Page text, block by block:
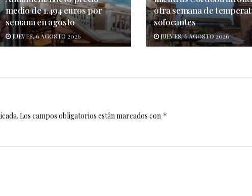
medio de 1.494 euros por
semana en agosto
JUEVES, 6 AGOSTO 2026
otra semana de
sofocantes
JUEVES, 6 AGOSTO 2026
Los campos obligatorios están marcados con *